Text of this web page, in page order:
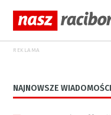
REKLAMA
NAJNOWSZE WIADOMOŚCI